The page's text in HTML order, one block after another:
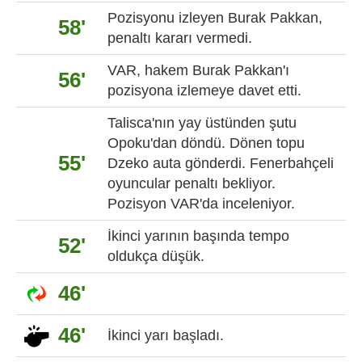
58'
Pozisyonu izleyen Burak Pakkan,
penaltı kararı vermedi.
56'
VAR, hakem Burak Pakkan'ı
pozisyona izlemeye davet etti.
55'
Talisca'nın yay üstünden şutu
Opoku'dan döndü. Dönen topu
Dzeko auta gönderdi. Fenerbahçeli
oyuncular penaltı bekliyor.
Pozisyon VAR'da inceleniyor.
52'
İkinci yarının başında tempo
oldukça düşük.
46'
46'
İkinci yarı başladı.